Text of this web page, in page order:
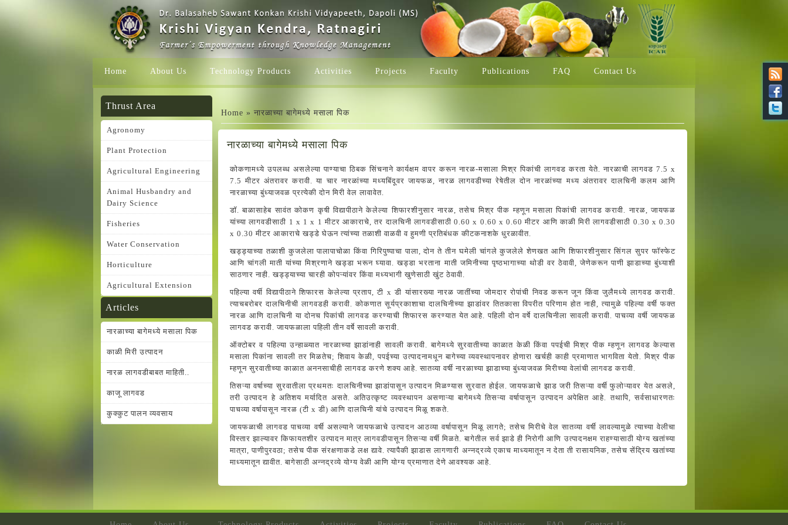
Home About Us Technology Products Activities Projects Faculty Publications FAQ Contact Us
You are here
Home » नारळाच्या बागेमध्ये मसाला पिक
नारळाच्या बागेमध्ये मसाला पिक
कोकणामध्ये उपलब्ध असलेल्या पाण्याचा ठिबक सिंचनाने कार्यक्षम वापर करून नारळ-मसाला मिश्र पिकांची लागवड करता येते. नारळाची लागवड 7.5 x
7.5 मीटर अंतरावर करावी. या चार नारळांच्या मध्यबिंदूवर जायफळ, नारळ लागवडीच्या रेषेतील दोन नारळांच्या मध्य अंतरावर दालचिनी कलम आणि
नारळाच्या बुंध्याजवळ प्रत्येकी दोन मिरी वेल लावावेत.
डॉ. बाळासाहेब सावंत कोकण कृषी विद्यापीठाने केलेल्या शिफारशीनुसार नारळ, तसेच मिश्र पीक म्हणून मसाला पिकांची लागवड करावी. नारळ, जायफळ
यांच्या लागवडीसाठी 1 x 1 x 1 मीटर आकाराचे, तर दालचिनी लागवडीसाठी 0.60 x 0.60 x 0.60 मीटर आणि काळी मिरी लागवडीसाठी 0.30 x 0.30
x 0.30 मीटर आकाराचे खड्डे घेऊन त्यांच्या तळाशी वाळवी व हुमणी प्रतिबंधक कीटकनाशके धुरळावीत.
खड्ड्याच्या तळाशी कुजलेला पालापाचोळा किंवा गिरिपुष्पाचा पाला, दोन ते तीन घमेली चांगले कुजलेले शेणखत आणि शिफारशीनुसार सिंगल सुपर फॉस्फेट
आणि चांगली माती यांच्या मिश्रणाने खड्डा भरून घ्यावा. खड्डा भरताना माती जमिनीच्या पृष्ठभागाच्या थोडी वर ठेवावी, जेणेकरून पाणी झाडाच्या बुंध्याशी
साठणार नाही. खड्ड्याच्या चारही कोपऱ्यांवर किंवा मध्यभागी खुणेसाठी खुंट ठेवावी.
पहिल्या वर्षी विद्यापीठाने शिफारस केलेल्या प्रताप, टी x डी यांसारख्या नारळ जातींच्या जोमदार रोपांची निवड करून जून किंवा जुलैमध्ये लागवड करावी.
त्याचबरोबर दालचिनीची लागवडही करावी. कोकणात सूर्यप्रकाशाचा दालचिनीच्या झाडांवर तितकासा विपरीत परिणाम होत नाही, त्यामुळे पहिल्या वर्षी फक्त
नारळ आणि दालचिनी या दोनच पिकांची लागवड करण्याची शिफारस करण्यात येत आहे. पहिली दोन वर्षे दालचिनीला सावली करावी. पाचव्या वर्षी जायफळ
लागवड करावी. जायफळाला पहिली तीन वर्षे सावली करावी.
ऑक्‍टोबर व पहिल्या उन्हाळ्यात नारळाच्या झाडांनाही सावली करावी. बागेमध्ये सुरवातीच्या काळात केळी किंवा पपईची मिश्र पीक म्हणून लागवड केल्यास
मसाला पिकांना सावली तर मिळतेच; शिवाय केळी, पपईच्या उत्पादनामधून बागेच्या व्यवस्थापनावर होणारा खर्चही काही प्रमाणात भागविता येतो. मिश्र पीक
म्हणून सुरवातीच्या काळात अननसाचीही लागवड करणे शक्‍य आहे. सातव्या वर्षी नारळाच्या झाडाच्या बुंध्याजवळ मिरीच्या वेलांची लागवड करावी.
तिसऱ्या वर्षाच्या सुरवातीला प्रथमतः दालचिनीच्या झाडांपासून उत्पादन मिळण्यास सुरवात होईल. जायफळाचे झाड जरी तिसऱ्या वर्षी फुलोऱ्यावर येत असले,
तरी उत्पादन हे अतिशय मर्यादित असते. अतिउत्कृष्ट व्यवस्थापन असणाऱ्या बागेमध्ये तिसऱ्या वर्षापासून उत्पादन अपेक्षित आहे. तथापि, सर्वसाधारणतः
पाचव्या वर्षापासून नारळ (टी x डी) आणि दालचिनी यांचे उत्पादन मिळू शकते.
जायफळाची लागवड पाचव्या वर्षी असल्याने जायफळाचे उत्पादन आठव्या वर्षापासून मिळू लागते; तसेच मिरीचे वेल सातव्या वर्षी लावल्यामुळे त्याच्या वेलीचा
विस्तार झाल्यावर किफायतशीर उत्पादन मात्र लागवडीपासून तिसऱ्या वर्षी मिळते. बागेतील सर्व झाडे ही निरोगी आणि उत्पादनक्षम राहण्यासाठी योग्य खतांच्या
मात्रा, पाणीपुरवठा; तसेच पीक संरक्षणाकडे लक्ष द्यावे. त्यापैकी झाडास लागणारी अन्नद्रव्ये एकाच माध्यमातून न देता ती रासायनिक, तसेच सेंद्रिय खतांच्या
माध्यमातून द्यावीत. बागेसाठी अन्नद्रव्ये योग्य वेळी आणि योग्य प्रमाणात देणे आवश्‍यक आहे.
Thrust Area
Agronomy
Plant Protection
Agricultural Engineering
Animal Husbandry and
Dairy Science
Fisheries
Water Conservation
Horticulture
Agricultural Extension
Articles
नारळाच्या बागेमध्ये मसाला पिक
काळी मिरी उत्पादन
नारळ लागवडीबाबत माहिती..
काजू लागवड
कुक्कुट पालन व्यवसाय